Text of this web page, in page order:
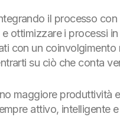
il processo
ottimizzare i processi
con un
su ciò che conta
maggiore
attivo,